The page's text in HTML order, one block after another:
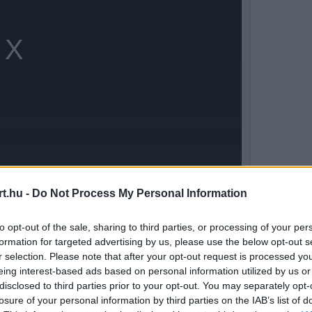
- Do Not Process My Personal Information
opt-out of the sale, sharing to third parties, or processing of your
for targeted advertising by us, please use the below opt-out
selection. Please note that after your opt-out request is processed
interest-based ads based on personal information utilized by us
to third parties prior to your opt-out. You may separately
of your personal information by third parties on the IAB’s list of
átterjedhetett volna a hasnyálmirigyre
volna” – magyarázta Clarkson.